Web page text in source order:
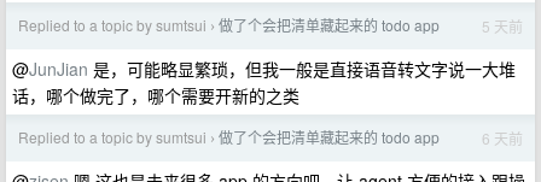
Replied to a topic by sumtsui › 做了个会把清单藏起来的 todo app 5 天前
@JunJian 是，可能略显繁琐，但我一般是直接语音转文字说一大堆
话，哪个做完了，哪个需要开新的之类
Replied to a topic by sumtsui › 做了个会把清单藏起来的 todo app 6 天前